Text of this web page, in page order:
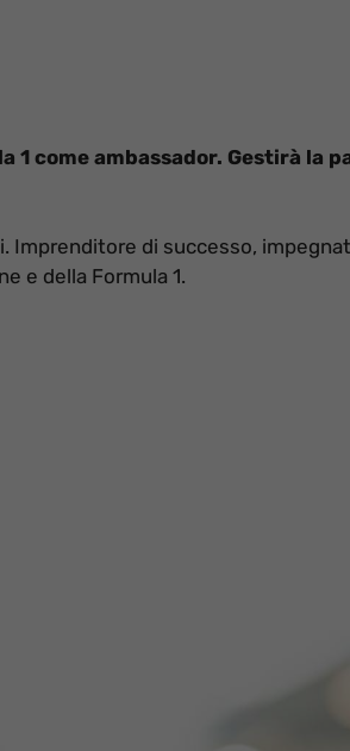
1 come ambassador. Gestirà la
Imprenditore di successo,
e della Formula 1.